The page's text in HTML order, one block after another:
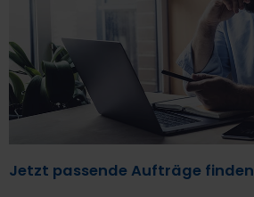
Jetzt passende Aufträge finden